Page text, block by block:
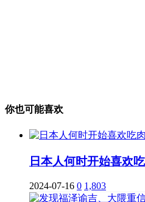
你也可能喜欢
日本人何时开始喜欢
2024-07-16 0 1,803